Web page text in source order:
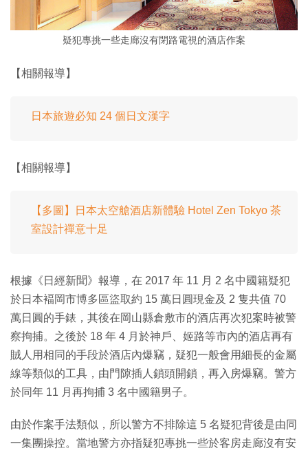
疑犯專挑一些走廊沒有閉路電視的酒店作案
【相關報導】
日本旅遊必知 24 個日文漢字
【相關報導】
【多圖】日本太空艙酒店新體驗 Hotel Zen Tokyo 茶
室設計禪意十足
根據《日經新聞》報導，在 2017 年 11 月 2 名中國籍疑犯
於日本褔岡市博多區盜取約 15 萬日圓現金及 2 隻共值 70
萬日圓的手錶，其後在岡山縣倉敷市的酒店再次犯案時被警
察拘捕。之後於 18 年 4 月於神戶、姬路等市內的酒店再有
賊人用相同的手段於酒店內爆竊，疑犯一般會用細長的金屬
線等類似的工具，由門隙插人鎖頭開鎖，再入房爆竊。警方
於同年 11 月再拘捕 3 名中國籍男子。
由於作案手法類似，所以警方不排除這 5 名疑犯背後是由同
一集團操控。當地警方亦指疑犯專挑一些於客房走廊沒有安